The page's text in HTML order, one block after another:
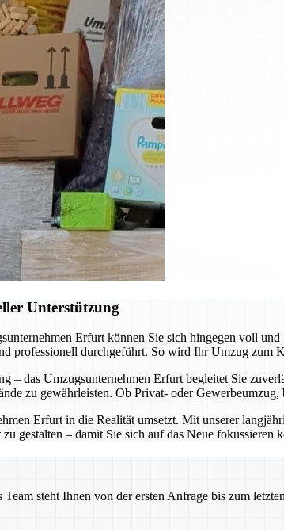
Unterstützung
Erfurt können Sie sich hingegen voll und
professionell durchgeführt. So wird Ihr Umzug zum
– das Umzugsunternehmen Erfurt begleitet Sie
zu gewährleisten. Ob Privat- oder Gewerbeumzug,
Erfurt in die Realität umsetzt. Mit unserer
gestalten – damit Sie sich auf das Neue
steht Ihnen von der ersten Anfrage bis zum